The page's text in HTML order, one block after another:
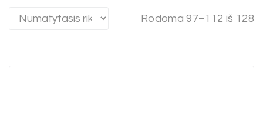
Rodoma 97–112 iš 128